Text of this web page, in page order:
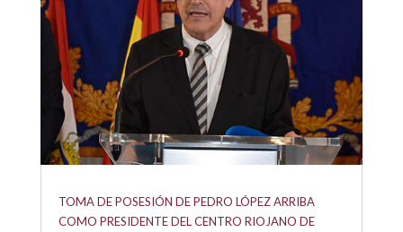
TOMA DE POSESIÓN DE PEDRO LÓPEZ ARRIBA
COMO PRESIDENTE DEL CENTRO RIOJANO DE